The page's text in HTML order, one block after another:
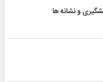
و نشانه ها